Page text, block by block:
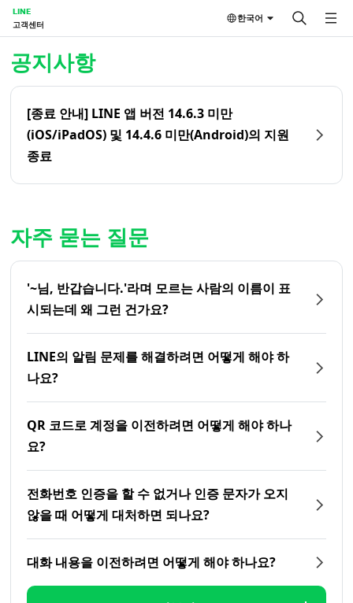
LINE
고객센터
한국어
공지사항
[종료 안내] LINE 앱 버전 14.6.3 미만
(iOS/iPadOS) 및 14.4.6 미만(Android)의 지원
종료
자주 묻는 질문
'~님, 반갑습니다.'라며 모르는 사람의 이름이 표
시되는데 왜 그런 건가요?
LINE의 알림 문제를 해결하려면 어떻게 해야 하
나요?
QR 코드로 계정을 이전하려면 어떻게 해야 하나
요?
전화번호 인증을 할 수 없거나 인증 문자가 오지
않을 때 어떻게 대처하면 되나요?
대화 내용을 이전하려면 어떻게 해야 하나요?